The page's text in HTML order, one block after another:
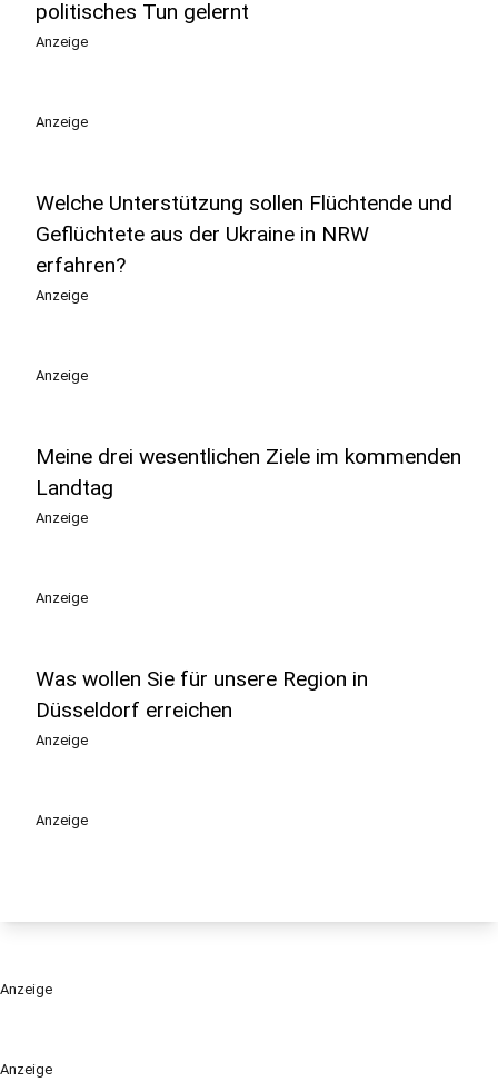
Anzeige
politisches Tun gelernt
Anzeige
Anzeige
Welche Unterstützung sollen Flüchtende und
Geflüchtete aus der Ukraine in NRW
erfahren?
Anzeige
Anzeige
Meine drei wesentlichen Ziele im kommenden
Landtag
Anzeige
Anzeige
Was wollen Sie für unsere Region in
Düsseldorf erreichen
Anzeige
Anzeige
Anzeige